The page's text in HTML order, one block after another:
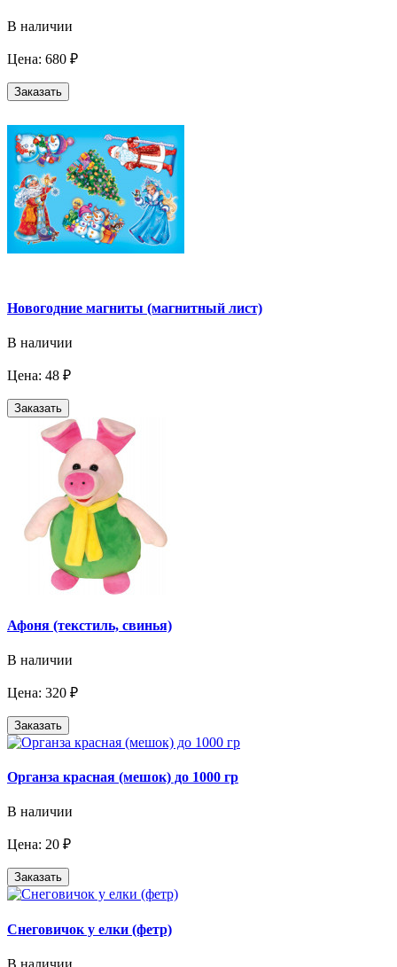
В наличии
Цена: 680 ₽
Заказать
Новогодние магниты (магнитный лист)
В наличии
Цена: 48 ₽
Заказать
Афоня (текстиль, свинья)
В наличии
Цена: 320 ₽
Заказать
Органза красная (мешок) до 1000 гр
В наличии
Цена: 20 ₽
Заказать
Снеговичок у елки (фетр)
В наличии